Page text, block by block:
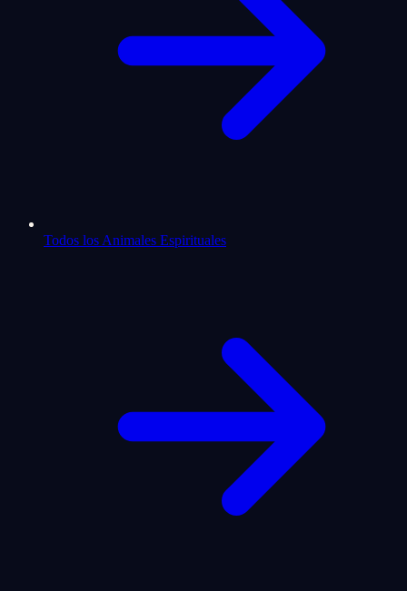
Todos los Animales Espirituales